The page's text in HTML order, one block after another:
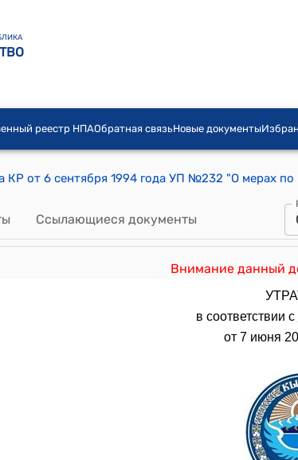
реестр НПАОбратная связьНовые документы
Ссылающиеся документы
Внимание данный